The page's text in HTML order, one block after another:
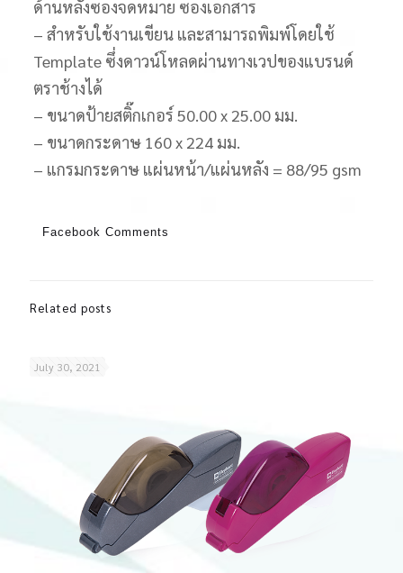
ด้านหลังซองจดหมาย ซองเอกสาร
– สำหรับใช้งานเขียน และสามารถพิมพ์โดยใช้
Template ซึ่งดาวน์โหลดผ่านทางเวปของแบรนด์
ตราช้างได้
– ขนาดป้ายสติ๊กเกอร์ 50.00 x 25.00 มม.
– ขนาดกระดาษ 160 x 224 มม.
– แกรมกระดาษ แผ่นหน้า/แผ่นหลัง = 88/95 gsm
Facebook Comments
Related posts
July 30, 2021